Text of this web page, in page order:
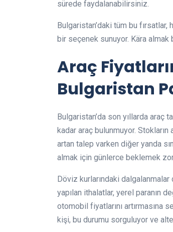
sürede faydalanabilirsiniz.
Bulgaristan’daki tüm bu
bir seçenek sunuyor. Kära almak
Araç
Bulgaristan
Bulgaristan’da son yıllarda araç
kadar araç bulunmuyor.
artan talep varken diğer yanda
almak için günlerce beklemek
Döviz kurlarındaki
yapılan ithalatlar, yerel paranın
otomobil fiyatlarını artırmasına
kişi, bu durumu sorguluyor ve